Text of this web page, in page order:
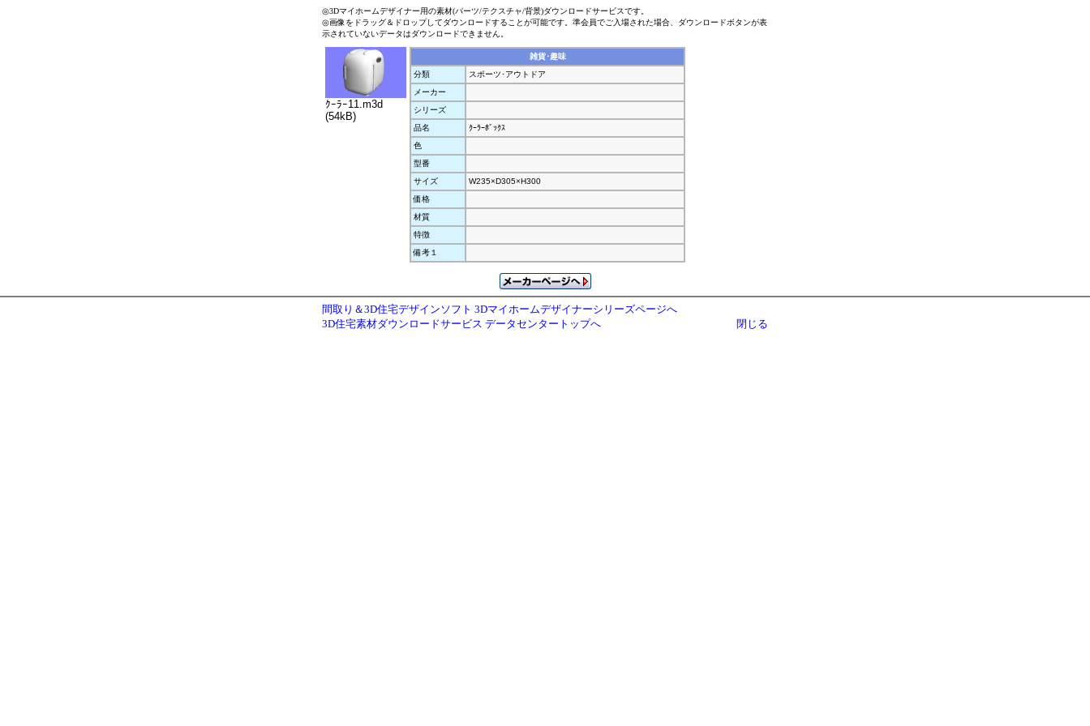
◎3Dマイホームデザイナー用の素材(パーツ/テクスチャ/背景)ダウンロードサービスです。
◎画像をドラッグ＆ドロップしてダウンロードすることが可能です。準会員でご入場された場合、ダウンロードボタンが表
示されていないデータはダウンロードできません。
ｸｰﾗｰ11.m3d
(54kB)
雑貨･趣味
分類
スポーツ･アウトドア
メーカー
シリーズ
品名
ｸｰﾗｰﾎﾞｯｸｽ
色
型番
サイズ
W235×D305×H300
価格
材質
特徴
備考１
間取り＆3D住宅デザインソフト 3Dマイホームデザイナーシリーズページへ
3D住宅素材ダウンロードサービス データセンタートップへ
閉じる